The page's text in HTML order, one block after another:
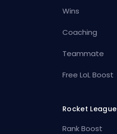
Wins
Coaching
Teammate
Free LoL Boost
Rocket League
Rank Boost